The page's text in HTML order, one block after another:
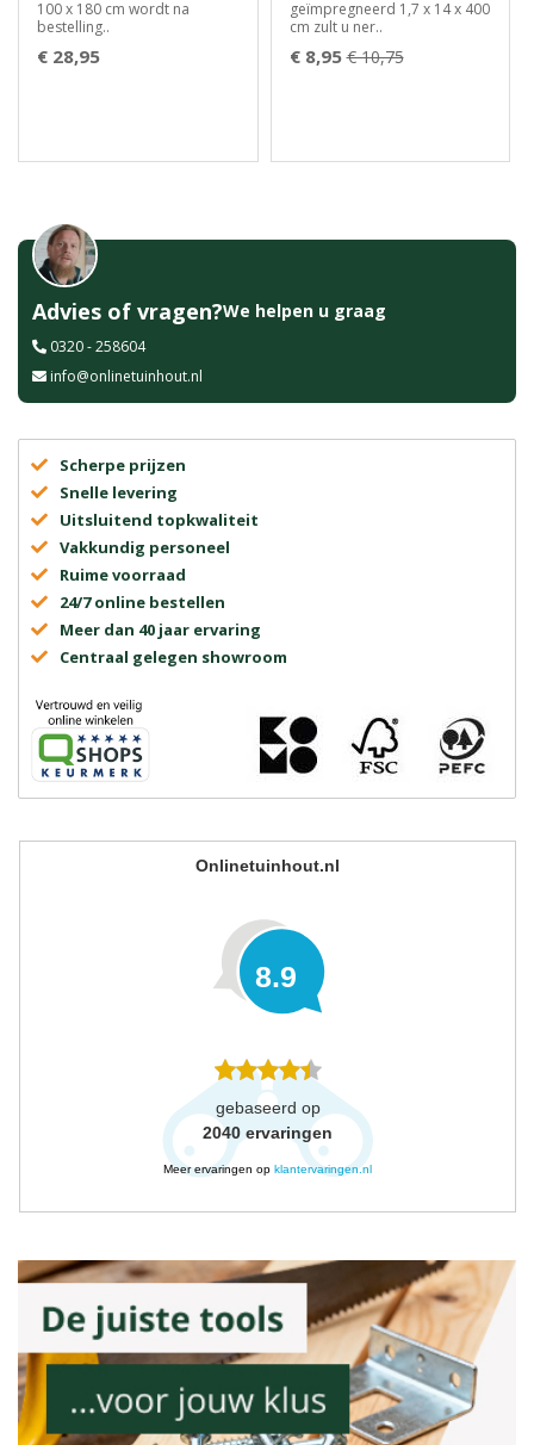
100 x 180 cm wordt na
bestelling..
€ 28,95
geïmpregneerd 1,7 x 14 x 400
cm zult u ner..
€ 8,95 € 10,75
Advies of vragen?We helpen u graag
0320 - 258604
info@onlinetuinhout.nl
Scherpe prijzen
Snelle levering
Uitsluitend topkwaliteit
Vakkundig personeel
Ruime voorraad
24/7 online bestellen
Meer dan 40 jaar ervaring
Centraal gelegen showroom
Onlinetuinhout.nl
8.9
gebaseerd op
2040 ervaringen
Meer ervaringen op klantervaringen.nl